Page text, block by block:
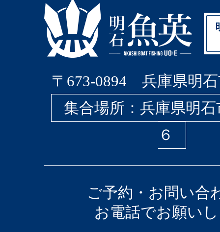
〒673-0894 兵庫県明石
集合場所：兵庫県明
６
ご予約・お問い合
お電話でお願い